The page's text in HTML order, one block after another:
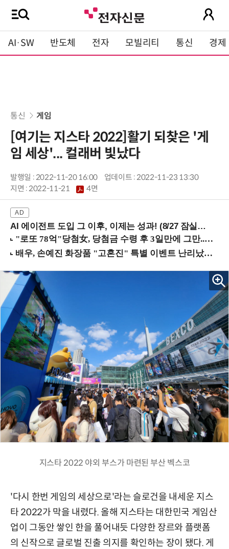
AI·SW 반도체 전자 모빌리티 통신 경제
통신 게임
[여기는 지스타 2022]활기 되찾은 '게
임 세상'... 컬래버 빛났다
발행일 : 2022-11-20 16:00
업데이트 : 2022-11-23 13:30
지면 :2022-11-21 4면
AI 에이전트 도입 그 이후, 이제는 성과! (8/27 잠실역)
지스타 2022 야외 부스가 마련된 부산 벡스코
'다시 한번 게임의 세상으로'라는 슬로건을 내세운 지스
타 2022가 막을 내렸다. 올해 지스타는 대한민국 게임산
업이 그동안 쌓인 한을 풀어내듯 다양한 장르와 플랫폼
의 신작으로 글로벌 진출 의지를 확인하는 장이 됐다. 게